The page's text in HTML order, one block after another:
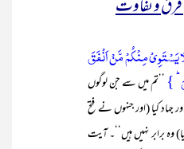
و تفاوت
یَسۡتَوِیۡ مِنۡکُمۡ مَّنۡ اَنۡفَقَ
} ’’تم میں سے جن لوگوں
جہاد کیا (اور جنہوں نے فتح
وہ برابر نہیں ہیں‘‘۔ آیت